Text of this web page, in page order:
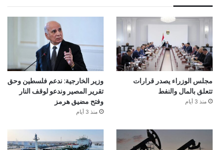
مجلس الوزراء يصدر قرارات
تتعلق بالمال والنفط
منذ 3 أيام
وزير الخارجية: ندعم فلسطين وحق
تقرير المصير وندعو لوقف النار
وفتح مضيق هرمز
منذ 3 أيام